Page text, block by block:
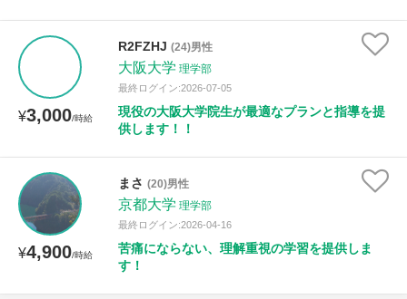
¥3,000/時給
R2FZHJ (24)男性
大阪大学 理学部
最終ログイン:2026-07-05
現役の大阪大学院生が最適なプランと指導を提
供します！！
¥4,900/時給
まさ (20)男性
京都大学 理学部
最終ログイン:2026-04-16
苦痛にならない、理解重視の学習を提供しま
す！